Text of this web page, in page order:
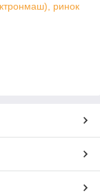
ринок